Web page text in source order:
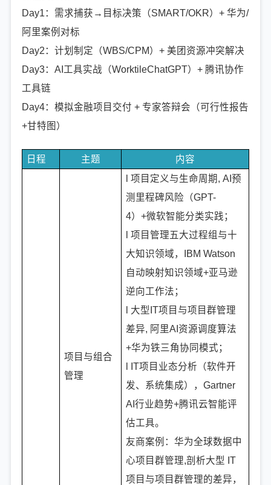
Day1：需求捕获→目标决策（SMART/OKR）+ 华为/
阿里案例对标
Day2：计划制定（WBS/CPM）+ 美团资源冲突解决
Day3：AI工具实战（WorktileChatGPT）+ 腾讯协作
工具链
Day4：模拟金融项目交付 + 专家答辩会（可行性报告
+甘特图）
日程 主题 内容
项目与组合
管理
l 项目定义与生命周期, AI预
测里程碑风险（GPT-
4）+微软智能分类实践；
l 项目管理五大过程组与十
大知识领域，IBM Watson
自动映射知识领域+亚马逊
逆向工作法；
l 大型IT项目与项目群管理
差异, 阿里AI资源调度算法
+华为铁三角协同模式；
l IT项目业态分析（软件开
发、系统集成），Gartner
AI行业趋势+腾讯云智能评
估工具。
友商案例：华为全球数据中
心项目群管理,剖析大型 IT
项目与项目群管理的差异，